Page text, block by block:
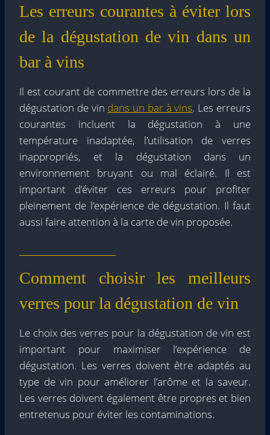
Les erreurs courantes à éviter lors
de la dégustation de vin dans un
bar à vins
Il est courant de commettre des erreurs lors de la
dégustation de vin dans un bar à vins. Les erreurs
courantes incluent la dégustation à une
température inadaptée, l’utilisation de verres
inappropriés, et la dégustation dans un
environnement bruyant ou mal éclairé. Il est
important d’éviter ces erreurs pour profiter
pleinement de l’expérience de dégustation. Il faut
aussi faire attention à la carte de vin proposée.
Comment choisir les meilleurs
verres pour la dégustation de vin
Le choix des verres pour la dégustation de vin est
important pour maximiser l’expérience de
dégustation. Les verres doivent être adaptés au
type de vin pour améliorer l’arôme et la saveur.
Les verres doivent également être propres et bien
entretenus pour éviter les contaminations.